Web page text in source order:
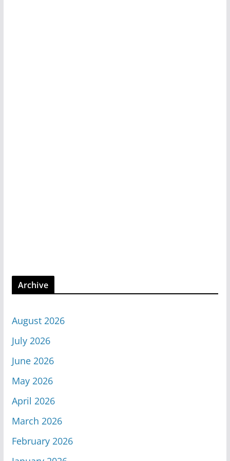
Archive
August 2026
July 2026
June 2026
May 2026
April 2026
March 2026
February 2026